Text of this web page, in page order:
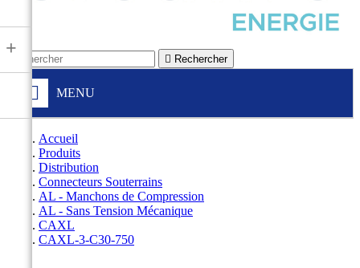
 Rechercher
MENU
+
Accueil
Produits
Distribution
Connecteurs Souterrains
AL - Manchons de Compression
AL - Sans Tension Mécanique
CAXL
CAXL-3-C30-750